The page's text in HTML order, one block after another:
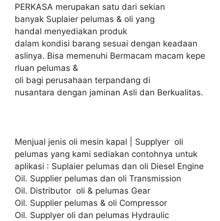
PERKASA merupakan satu dari sekian
banyak Suplaier pelumas & oli yang
handal menyediakan produk
dalam kondisi barang sesuai dengan keadaan
aslinya. Bisa memenuhi Bermacam macam kepe
rluan pelumas &
oli bagi perusahaan terpandang di
nusantara dengan jaminan Asli dan Berkualitas.
Menjual jenis oli mesin kapal | Supplyer oli
pelumas yang kami sediakan contohnya untuk
aplikasi : Suplaier pelumas dan oli Diesel Engine
Oil. Supplier pelumas dan oli Transmission
Oil. Distributor oli & pelumas Gear
Oil. Supplier pelumas & oli Compressor
Oil. Supplyer oli dan pelumas Hydraulic